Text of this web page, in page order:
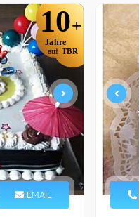
10+
Jahre
auf TBR
EMAIL